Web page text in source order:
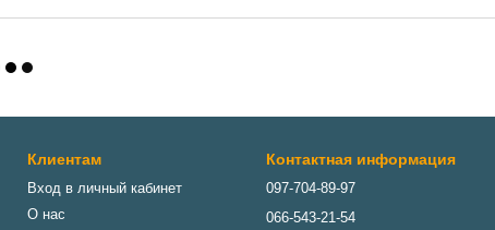
Клиентам
Вход в личный кабинет
О нас
Контактная информация
097-704-89-97
066-543-21-54